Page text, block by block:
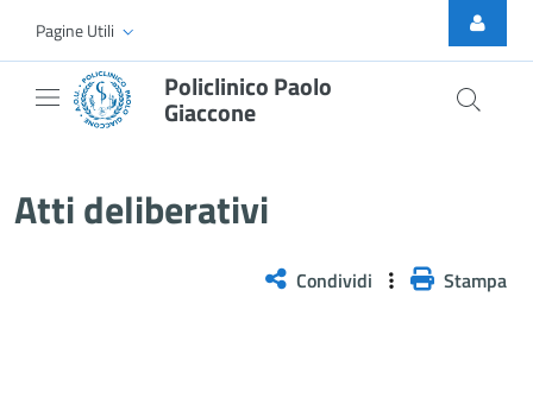
Skip to Main Content
Pagine Utili
Policlinico Paolo
Giaccone
Atti deliberativi
Condividi Stampa